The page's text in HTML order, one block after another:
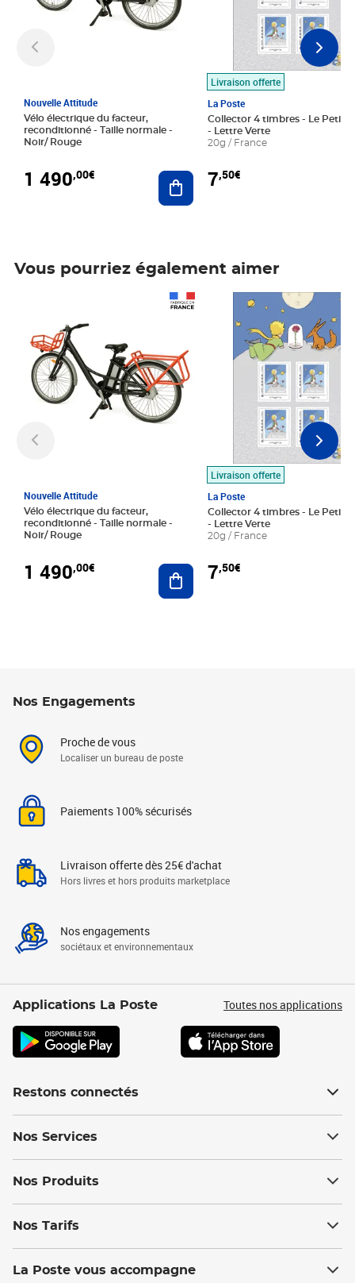
Nouvelle Attitude
Vélo électrique du facteur,
reconditionné - Taille normale -
Noir/ Rouge
1 490,00€ Ajouter au panier
Livraison offerte
La Poste
Collector 4 timbres - Le Petit
- Lettre Verte
20g / France
7,50€
Vous pourriez également aimer
Nouvelle Attitude
Vélo électrique du facteur,
reconditionné - Taille normale -
Noir/ Rouge
1 490,00€ Ajouter au panier
Livraison offerte
La Poste
Collector 4 timbres - Le Petit
- Lettre Verte
20g / France
7,50€
Prix 7,50€
Nos Engagements
Proche de vous
Localiser un bureau de poste
Paiements 100% sécurisés
Livraison offerte dès 25€ d'achat
Hors livres et hors produits marketplace
Nos engagements
sociétaux et environnementaux
Applications La Poste Toutes nos applications
Restons connectés
Nos Services
Nos Produits
Nos Tarifs
La Poste vous accompagne